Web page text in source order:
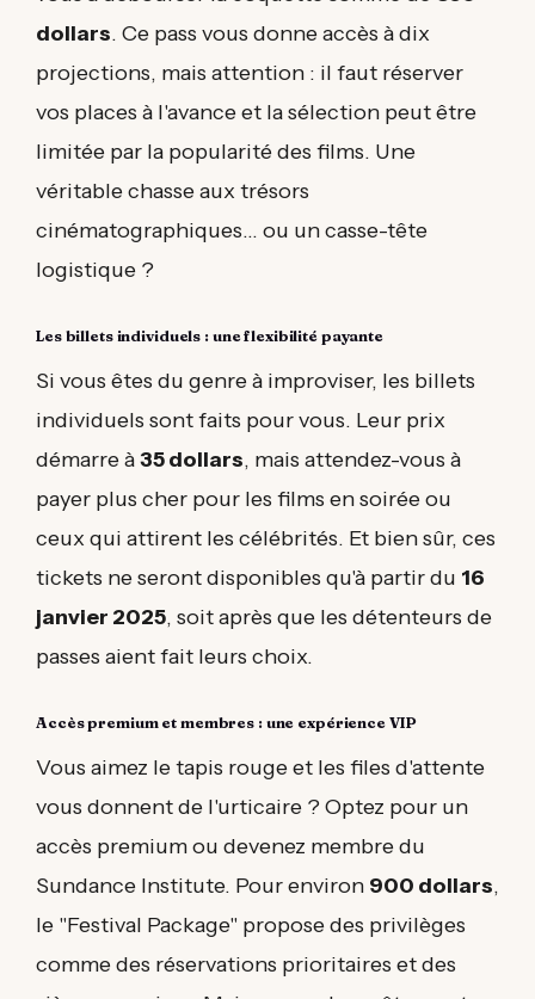
dollars. Ce pass vous donne accès à dix
projections, mais attention : il faut réserver
vos places à l'avance et la sélection peut être
limitée par la popularité des films. Une
véritable chasse aux trésors
cinématographiques... ou un casse-tête
logistique ?
Les billets individuels : une flexibilité payante
Si vous êtes du genre à improviser, les billets
individuels sont faits pour vous. Leur prix
démarre à35 dollars, mais attendez-vous à
payer plus cher pour les films en soirée ou
ceux qui attirent les célébrités. Et bien sûr, ces
tickets ne seront disponibles qu'à partir du 16
janvier 2025, soit après que les détenteurs de
passes aient fait leurs choix.
Accès premium et membres : une expérience VIP
Vous aimez le tapis rouge et les files d'attente
vous donnent de l'urticaire ? Optez pour un
accès premium ou devenez membre du
Sundance Institute. Pour environ 900 dollars,
le "Festival Package" propose des privilèges
comme des réservations prioritaires et des